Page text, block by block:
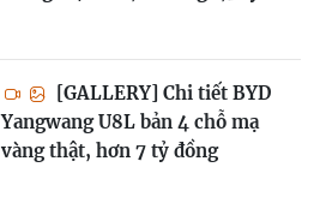
[GALLERY] Chi tiết BYD
Yangwang U8L bản 4 chỗ mạ
vàng thật, hơn 7 tỷ đồng